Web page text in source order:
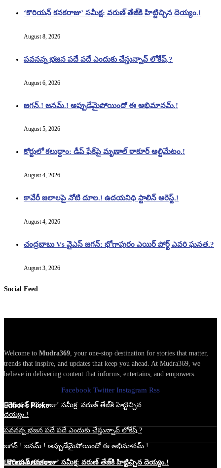
‘కొరియన్ కనకరాజు’ సమీక్ష: వరుణ్ తేజ్‌కి హిట్టిచ్చిన దెయ్యం.!
August 8, 2026
పవనన్న భజన పదే పదే ఎందుకు చేస్తున్నావ్ లోకేష్.?
August 6, 2026
జగన్.! జనమ్.! అప్పుడేమైపోయిందో ఈ అభిమానమ్.!
August 5, 2026
కోర్టులో కలుద్దాం: డీప్ ఫేక్‌పై మృణాల్ ఠాకూర్ అల్టిమేటం.!
August 4, 2026
కావేరీ జలాలపై నోటి దూల.! ఉదయనిధి స్టాలిన్ అరెస్ట్.!
August 4, 2026
చంద్రబాబు Vs వైఎస్ జగన్: భోగాపురం ఎయిర్ పోర్ట్ ఎవరి ఘనత.?
August 3, 2026
Social Feed
Welcome to Mudra369, your one-stop destination for stories that matter,
trends that inspire, and updates that keep you ahead. At Mudra369, we
believe in delivering content that informs, entertains, and empowers.
Facebook Twitter Instagram Rss
Edtior's Picks
‘కొరియన్ కనకరాజు’ సమీక్ష: వరుణ్ తేజ్‌కి హిట్టిచ్చిన
దెయ్యం.!
పవనన్న భజన పదే పదే ఎందుకు చేస్తున్నావ్ లోకేష్.?
జగన్.! జనమ్.! అప్పుడేమైపోయిందో ఈ అభిమానమ్.!
Latest Articles
‘కొరియన్ కనకరాజు’ సమీక్ష: వరుణ్ తేజ్‌కి హిట్టిచ్చిన దెయ్యం.!